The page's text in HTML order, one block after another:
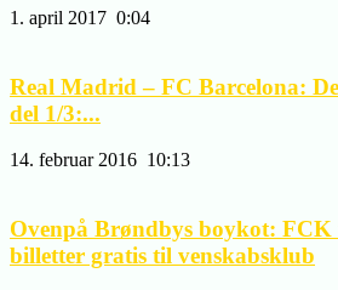
1. april 2017 0:04
Real Madrid – FC Barcelona:
del 1/3:...
14. februar 2016 10:13
Ovenpå Brøndbys boykot: FCK
billetter gratis til venskabsklub